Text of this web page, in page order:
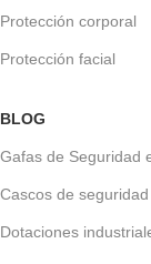
Protección corporal
Protección facial
BLOG
Gafas de Seguridad
Cascos de
Dotaciones